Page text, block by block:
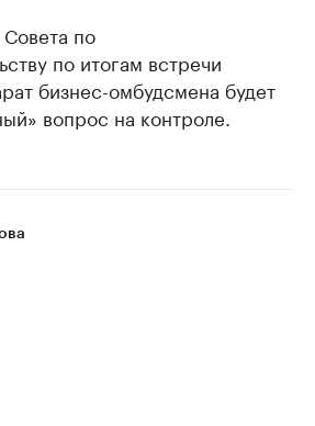
по
по итогам встречи
бизнес-омбудсмена будет
вопрос на контроле.